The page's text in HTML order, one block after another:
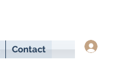
Contact